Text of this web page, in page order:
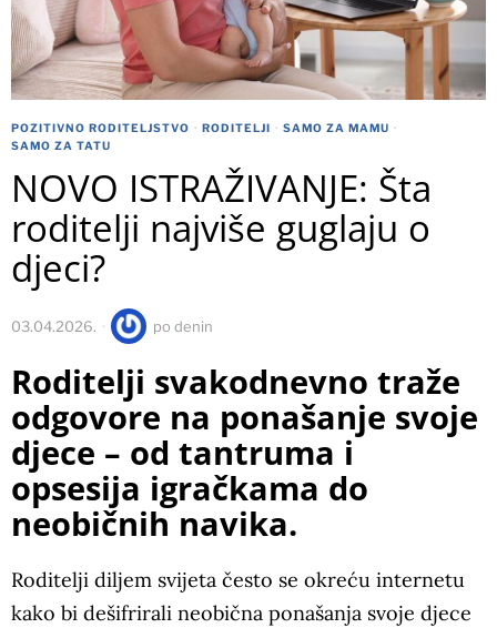
POZITIVNO RODITELJSTVO · RODITELJI · SAMO ZA MAMU ·
SAMO ZA TATU
NOVO ISTRAŽIVANJE: Šta
roditelji najviše guglaju o
djeci?
03.04.2026. po denin
Roditelji svakodnevno traže
odgovore na ponašanje svoje
djece – od tantruma i
opsesija igračkama do
neobičnih navika.
Roditelji diljem svijeta često se okreću internetu
kako bi dešifrirali neobična ponašanja svoje djece